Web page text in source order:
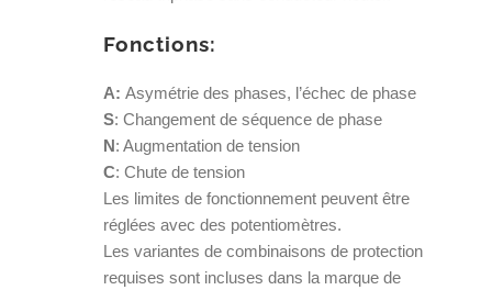
Fonctions:
A:Asymétrie des phases, l’échec de phase
S: Changement de séquence de phase
N: Augmentation de tension
C: Chute de tension
Les limites de fonctionnement peuvent être
réglées avec des potentiomètres.
Les variantes de combinaisons de protection
requises sont incluses dans la marque de